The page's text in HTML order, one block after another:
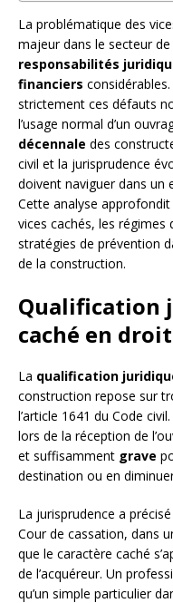
La problématique des
majeur dans le secteur
responsabilités
financiers
strictement ces défauts
l’usage normal d’un
décennale des
civil et la jurisprudence
doivent naviguer dans un
Cette analyse
vices cachés, les régimes
stratégies de prévention
de la construction.
Qualification
caché en
La qualification
construction repose sur
l’article 1641 du Code
lors de la réception de
et suffisamment grave
destination ou en
La jurisprudence a
Cour de cassation, dans
que le caractère caché
de l’acquéreur. Un
qu’un simple particulier